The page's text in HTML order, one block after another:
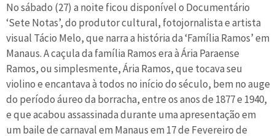
No sábado (27) a noite ficou disponível o Documentário
‘Sete Notas’, do produtor cultural, fotojornalista e artista
visual Tácio Melo, que narra a história da ‘Família Ramos’ em
Manaus. A caçula da família Ramos era à Ária Paraense
Ramos, ou simplesmente, Ária Ramos, que tocava seu
violino e encantava à todos no início do século, bem no auge
do período áureo da borracha, entre os anos de 1877 e 1940,
e que acabou assassinada durante uma apresentação em
um baile de carnaval em Manaus em 17 de Fevereiro de